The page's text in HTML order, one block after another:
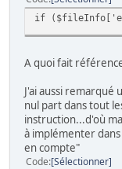
if
A quoi fait
J'ai aussi remarqué
nul part dans tout
instruction...d'où
à implémenter
en compte"
Code Sélectionner